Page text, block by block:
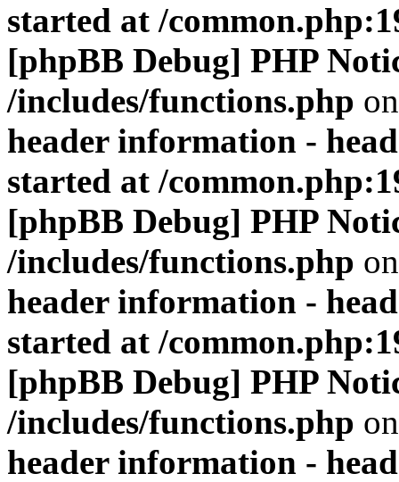
started at /
[phpBB Debug] PHP
/includes/functions.php
header information -
started at /
[phpBB Debug] PHP
/includes/functions.php
header information -
started at /
[phpBB Debug] PHP
/includes/functions.php
header information -